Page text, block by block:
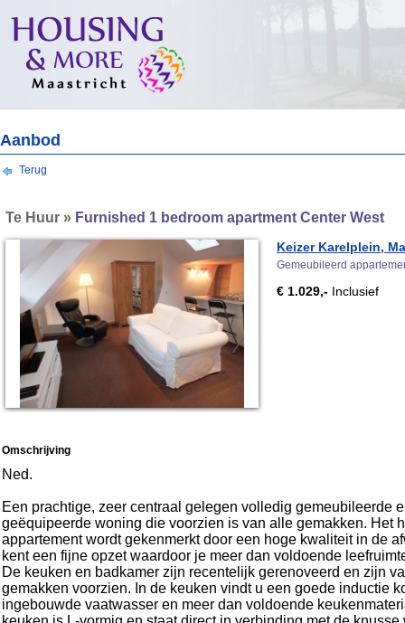
Aanbod
Terug
Te Huur » Furnished 1 bedroom apartment Center West
Keizer Karelplein,
Gemeubileerd
€ 1.029,- Inclusief
Omschrijving
Ned.
Een prachtige, zeer centraal gelegen volledig gemeubileerde
geëquipeerde woning die voorzien is van alle gemakken. Het
appartement wordt gekenmerkt door een hoge kwaliteit in de
kent een fijne opzet waardoor je meer dan voldoende
De keuken en badkamer zijn recentelijk gerenoveerd en zijn
gemakken voorzien. In de keuken vindt u een goede inductie
ingebouwde vaatwasser en meer dan voldoende